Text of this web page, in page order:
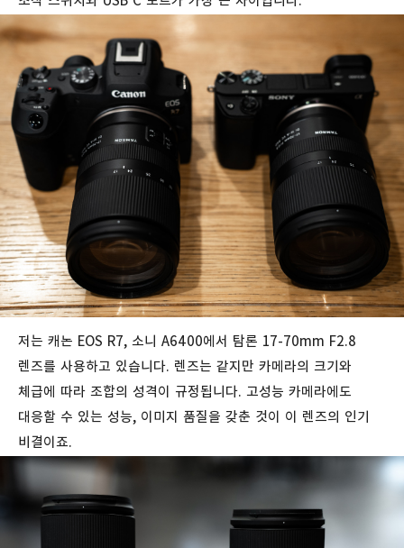
저는 캐논 EOS R7, 소니 A6400에서 탐론 17-70mm F2.8
렌즈를 사용하고 있습니다. 렌즈는 같지만 카메라의 크기와
체급에 따라 조합의 성격이 규정됩니다. 고성능 카메라에도
대응할 수 있는 성능, 이미지 품질을 갖춘 것이 이 렌즈의 인기
비결이죠.